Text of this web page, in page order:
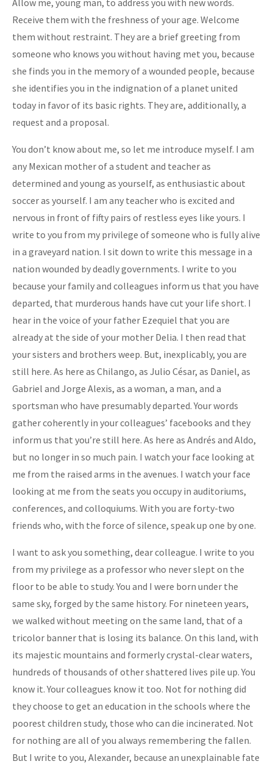
Receive them with the freshness of your age. Welcome
them without restraint. They are a brief greeting from
someone who knows you without having met you, because
she finds you in the memory of a wounded people, because
she identifies you in the indignation of a planet united
today in favor of its basic rights. They are, additionally, a
request and a proposal.
You don’t know about me, so let me introduce myself. I am
any Mexican mother of a student and teacher as
determined and young as yourself, as enthusiastic about
soccer as yourself. I am any teacher who is excited and
nervous in front of fifty pairs of restless eyes like yours. I
write to you from my privilege of someone who is fully alive
in a graveyard nation. I sit down to write this message in a
nation wounded by deadly governments. I write to you
because your family and colleagues inform us that you have
departed, that murderous hands have cut your life short. I
hear in the voice of your father Ezequiel that you are
already at the side of your mother Delia. I then read that
your sisters and brothers weep. But, inexplicably, you are
still here. As here as Chilango, as Julio César, as Daniel, as
Gabriel and Jorge Alexis, as a woman, a man, and a
sportsman who have presumably departed. Your words
gather coherently in your colleagues’ facebooks and they
inform us that you’re still here. As here as Andrés and Aldo,
but no longer in so much pain. I watch your face looking at
me from the raised arms in the avenues. I watch your face
looking at me from the seats you occupy in auditoriums,
conferences, and colloquiums. With you are forty-two
friends who, with the force of silence, speak up one by one.
I want to ask you something, dear colleague. I write to you
from my privilege as a professor who never slept on the
floor to be able to study. You and I were born under the
same sky, forged by the same history. For nineteen years,
we walked without meeting on the same land, that of a
tricolor banner that is losing its balance. On this land, with
its majestic mountains and formerly crystal-clear waters,
hundreds of thousands of other shattered lives pile up. You
know it. Your colleagues know it too. Not for nothing did
they choose to get an education in the schools where the
poorest children study, those who can die incinerated. Not
for nothing are all of you always remembering the fallen.
But I write to you, Alexander, because an unexplainable fate